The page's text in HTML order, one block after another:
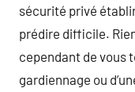
sécurité privé
prédire difficile.
cependant de vous
gardiennage ou